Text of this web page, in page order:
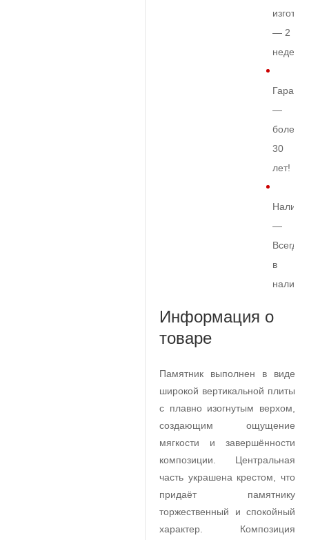
— 2
недели
—
более
30
лет!
—
Всегда
в
Информация о
товаре
Памятник выполнен в виде
широкой вертикальной плиты
с плавно изогнутым верхом,
создающим ощущение
мягкости и завершённости
композиции. Центральная
часть украшена крестом, что
придаёт памятнику
торжественный и спокойный
характер. Композиция